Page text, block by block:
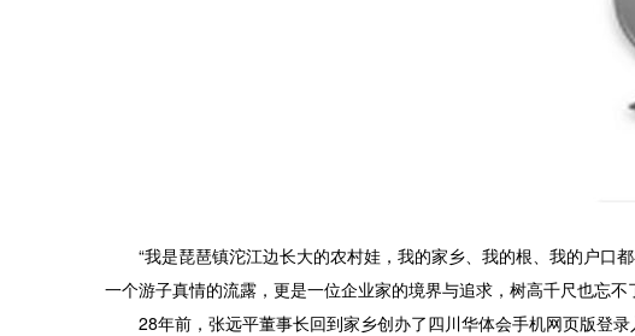
“我是琵琶镇沱江边长大的农村娃，我的家乡、我的根、我的户口
一个游子真情的流露，更是一位企业家的境界与追求，树高千尺也忘不
28年前，张远平董事长回到家乡创办了四川华体会手机网页版登